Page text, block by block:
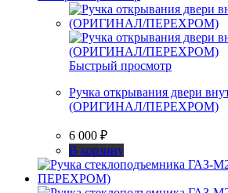
Быстрый просмотр
Ручка открывания двери
(ОРИГИНАЛ/ПЕРЕХРОМ)
6 000 ₽
В корзину